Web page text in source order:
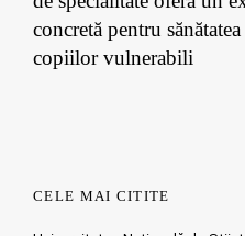
concretă pentru
copiilor vulnerabili
CELE MAI CITITE